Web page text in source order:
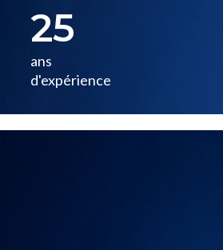
25
ans
d'expérience